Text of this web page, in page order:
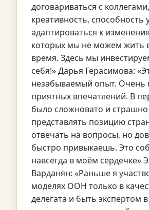
договариваться с коллегами,
креативность, способность
адаптироваться к
которых мы не можем жить
время. Здесь мы
себя!» Дарья Герасимова:
незабываемый опыт. Очень
приятных впечатлений. В
было сложновато и страшно
представлять позицию
отвечать на вопросы, но
быстро привыкаешь. Это
навсегда в моём сердечке»
Варданян: «Раньше я
моделях ООН только в
делегата и быть экспертом